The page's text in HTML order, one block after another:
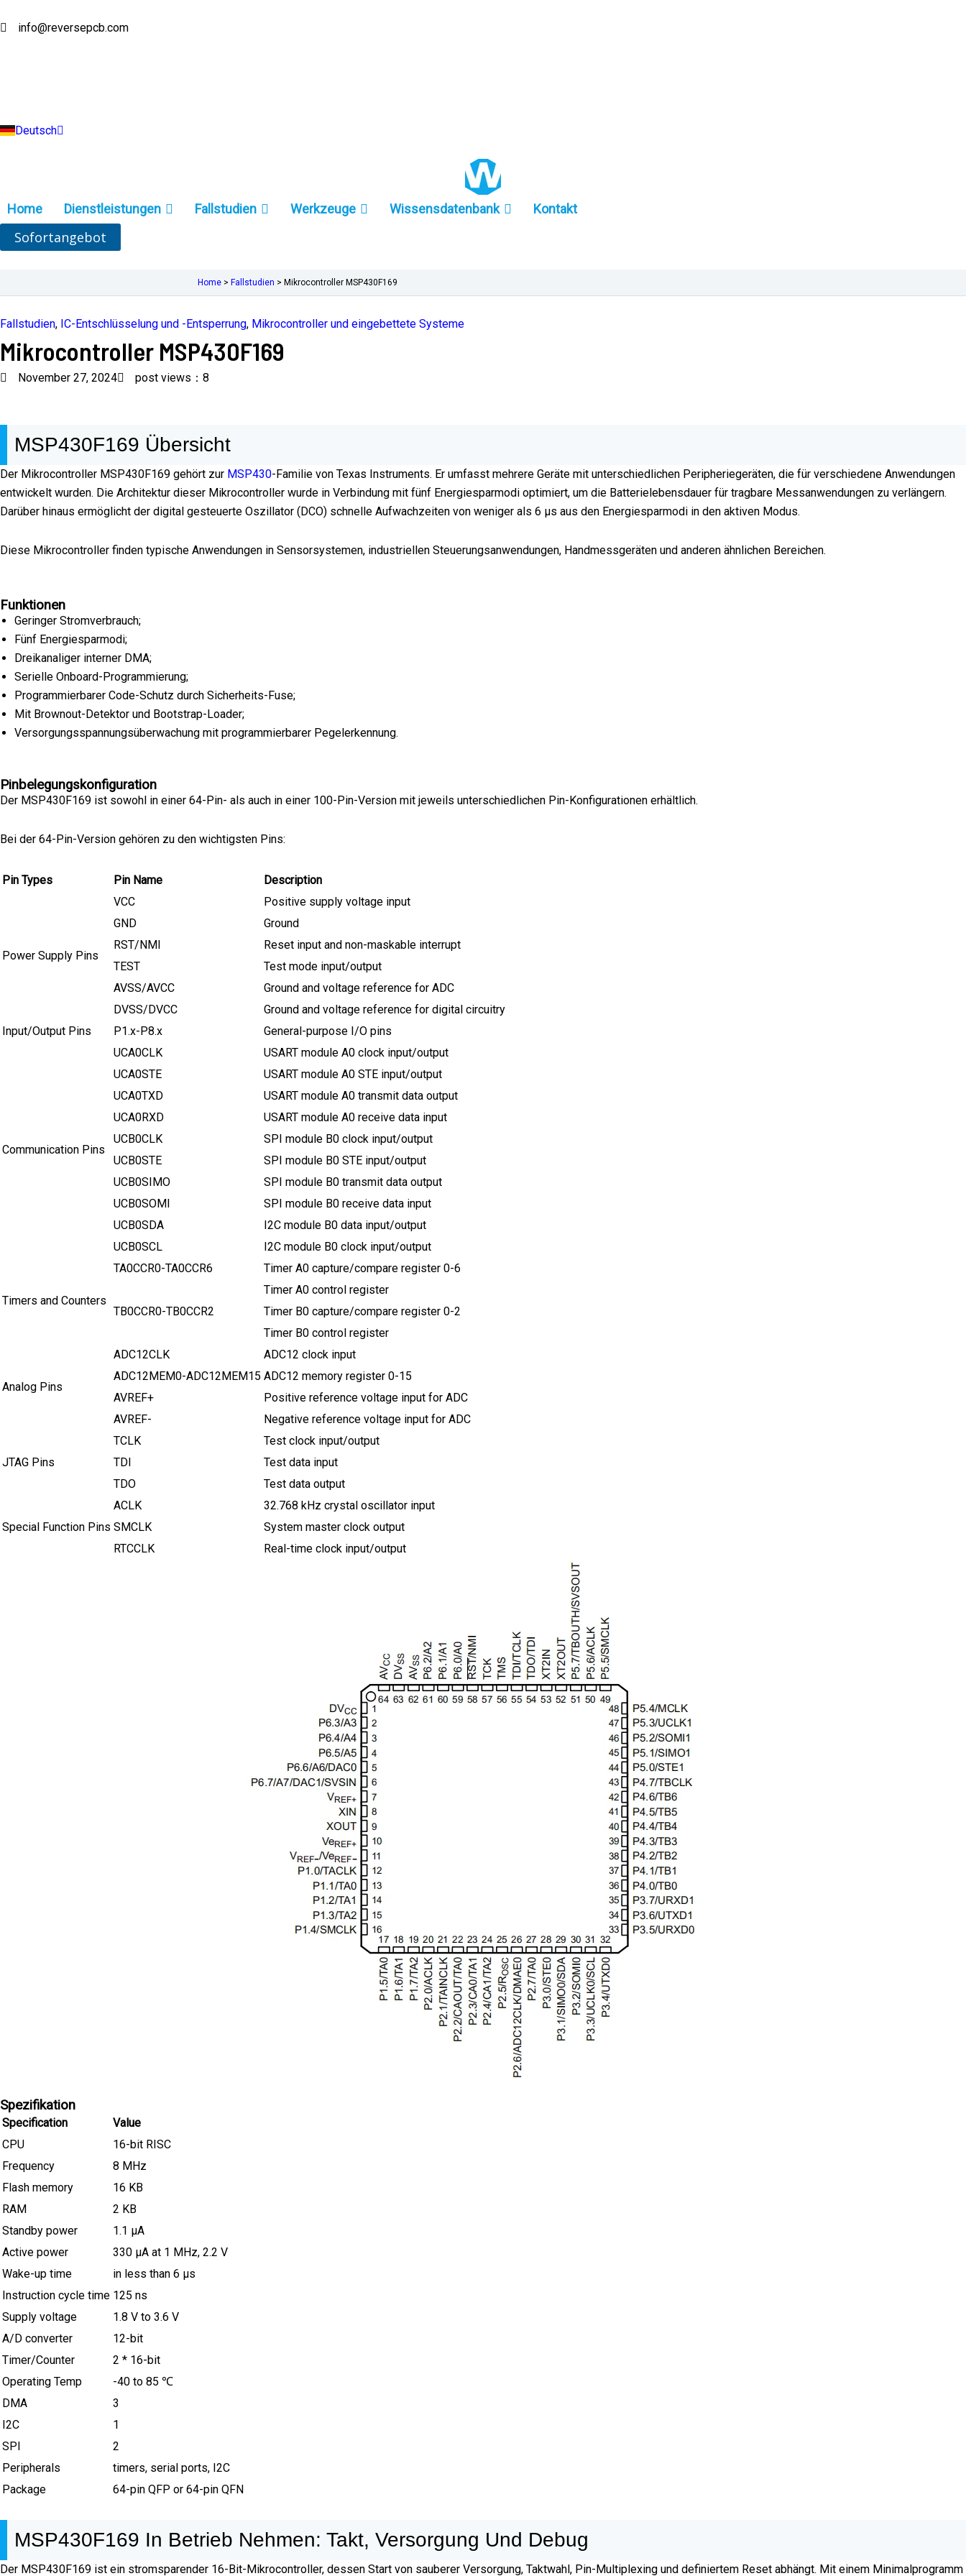
Inhaltinfo@reversepcb.com
Deutsch
English
Indonesia
Home Dienstleistungen Fallstudien Werkzeuge Wissensdatenbank Kontakt
Sofortangebot
Home > Fallstudien > Mikrocontroller MSP430F169
Fallstudien, IC-Entschlüsselung und -Entsperrung, Mikrocontroller und eingebettete Systeme
Mikrocontroller MSP430F169
November 27, 2024 post views：8
MSP430F169 Übersicht
Der Mikrocontroller MSP430F169 gehört zur MSP430-Familie von Texas Instruments. Er umfasst mehrere Geräte mit unterschiedlichen Peripheriegeräten, die für verschiedene Anwendungen
entwickelt wurden. Die Architektur dieser Mikrocontroller wurde in Verbindung mit fünf Energiesparmodi optimiert, um die Batterielebensdauer für tragbare Messanwendungen zu verlängern.
Darüber hinaus ermöglicht der digital gesteuerte Oszillator (DCO) schnelle Aufwachzeiten von weniger als 6 µs aus den Energiesparmodi in den aktiven Modus.
Diese Mikrocontroller finden typische Anwendungen in Sensorsystemen, industriellen Steuerungsanwendungen, Handmessgeräten und anderen ähnlichen Bereichen.
Funktionen
Geringer Stromverbrauch;
Fünf Energiesparmodi;
Dreikanaliger interner DMA;
Serielle Onboard-Programmierung;
Programmierbarer Code-Schutz durch Sicherheits-Fuse;
Mit Brownout-Detektor und Bootstrap-Loader;
Versorgungsspannungsüberwachung mit programmierbarer Pegelerkennung.
Pinbelegungskonfiguration
Der MSP430F169 ist sowohl in einer 64-Pin- als auch in einer 100-Pin-Version mit jeweils unterschiedlichen Pin-Konfigurationen erhältlich.
Bei der 64-Pin-Version gehören zu den wichtigsten Pins:
Pin Types Pin Name Description
Power Supply Pins
VCC
Positive supply voltage input
GND
Ground
RST/NMI
Reset input and non-maskable interrupt
TEST
Test mode input/output
AVSS/AVCC
Ground and voltage reference for ADC
DVSS/DVCC
Ground and voltage reference for digital circuitry
Input/Output Pins
P1.x-P8.x General-purpose I/O pins
Communication Pins
UCA0CLK
USART module A0 clock input/output
UCA0STE
USART module A0 STE input/output
UCA0TXD
USART module A0 transmit data output
UCA0RXD
USART module A0 receive data input
UCB0CLK
SPI module B0 clock input/output
UCB0STE
SPI module B0 STE input/output
UCB0SIMO
SPI module B0 transmit data output
UCB0SOMI
SPI module B0 receive data input
UCB0SDA
I2C module B0 data input/output
UCB0SCL
I2C module B0 clock input/output
Timers and Counters
TA0CCR0-TA0CCR6
Timer A0 capture/compare register 0-6
Timer A0 control register
TB0CCR0-TB0CCR2
Timer B0 capture/compare register 0-2
Timer B0 control register
Analog Pins
ADC12CLK
ADC12 clock input
ADC12MEM0-ADC12MEM15 ADC12 memory register 0-15
AVREF+
Positive reference voltage input for ADC
AVREF-
Negative reference voltage input for ADC
JTAG Pins
TCLK
Test clock input/output
TDI
Test data input
TDO
Test data output
Special Function Pins
ACLK
32.768 kHz crystal oscillator input
SMCLK
System master clock output
RTCCLK
Real-time clock input/output
Spezifikation
Specification
Value
CPU
16-bit RISC
Frequency
8 MHz
Flash memory
16 KB
RAM
2 KB
Standby power
1.1 µA
Active power
330 µA at 1 MHz, 2.2 V
Wake-up time
in less than 6 µs
Instruction cycle time 125 ns
Supply voltage
1.8 V to 3.6 V
A/D converter
12-bit
Timer/Counter
2 * 16-bit
Operating Temp
-40 to 85 ℃
DMA
3
I2C
1
SPI
2
Peripherals
timers, serial ports, I2C
Package
64-pin QFP or 64-pin QFN
MSP430F169 In Betrieb Nehmen: Takt, Versorgung Und Debug
Der MSP430F169 ist ein stromsparender 16-Bit-Mikrocontroller, dessen Start von sauberer Versorgung, Taktwahl, Pin-Multiplexing und definiertem Reset abhängt. Mit einem Minimalprogramm